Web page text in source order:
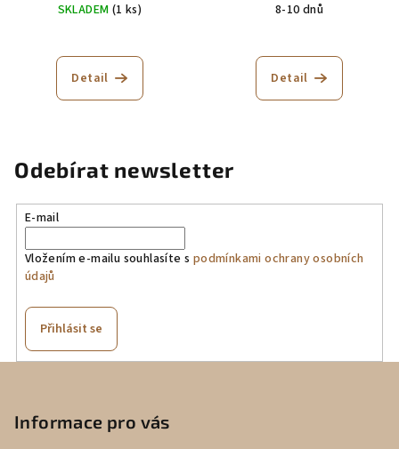
SKLADEM (1 ks)
hodnocení
produktu
hvězdiček.
Detail
8-10 dnů
Detail
Odebírat newsletter
E-mail
Vložením e-mailu souhlasíte s podmínkami ochrany osobních
údajů
Přihlásit se
Informace pro vás